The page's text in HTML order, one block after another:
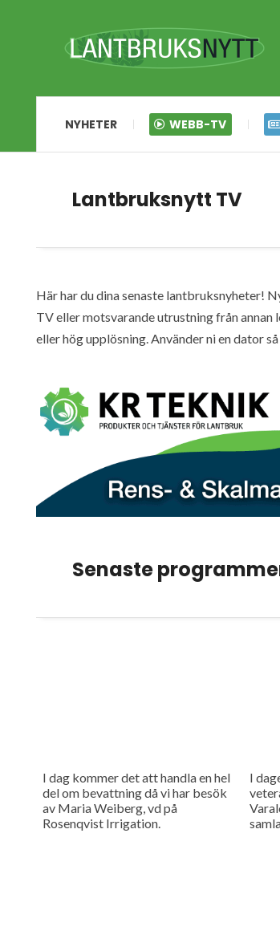
NYHETER WEBB-TV
Lantbruksnytt TV
Här har du dina senaste lantbruksnyheter!
TV eller motsvarande utrustning från annan
eller hög upplösning. Använder ni en dator
Senaste
I dag kommer det att handla en hel
del om bevattning då vi har besök
av Maria Weiberg, vd på
Rosenqvist Irrigation.
I